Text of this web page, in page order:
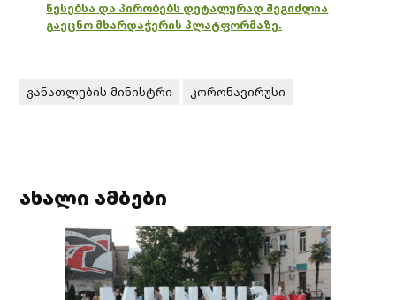
წესებსა და პირობებს დეტალურად შეგიძლია
გაეცნო მხარდაჭერის პლატფორმაზე.
განათლების მინისტრი კორონავირუსი
ახალი ამბები